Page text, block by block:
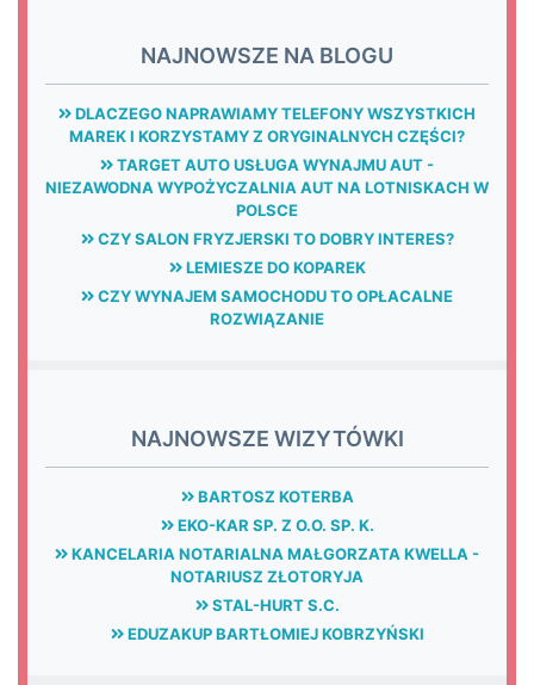
NAJNOWSZE NA BLOGU
DLACZEGO NAPRAWIAMY TELEFONY WSZYSTKICH
MAREK I KORZYSTAMY Z ORYGINALNYCH CZĘŚCI?
TARGET AUTO USŁUGA WYNAJMU AUT -
NIEZAWODNA WYPOŻYCZALNIA AUT NA LOTNISKACH W
POLSCE
CZY SALON FRYZJERSKI TO DOBRY INTERES?
LEMIESZE DO KOPAREK
CZY WYNAJEM SAMOCHODU TO OPŁACALNE
ROZWIĄZANIE
NAJNOWSZE WIZYTÓWKI
BARTOSZ KOTERBA
EKO-KAR SP. Z O.O. SP. K.
KANCELARIA NOTARIALNA MAŁGORZATA KWELLA -
NOTARIUSZ ZŁOTORYJA
STAL-HURT S.C.
EDUZAKUP BARTŁOMIEJ KOBRZYŃSKI